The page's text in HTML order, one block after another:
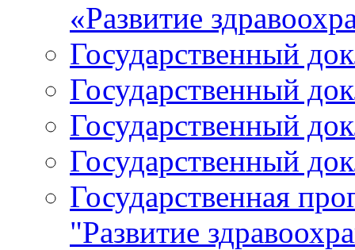
«Развитие
Государственный
Государственный
Государственный
Государственный
Государственная
"Развитие